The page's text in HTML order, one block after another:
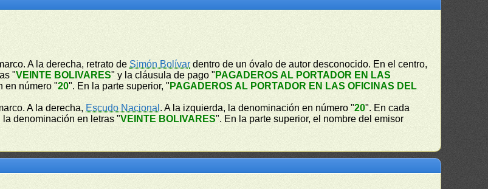
A la derecha, retrato deSimón Bolívar dentro de un óvalo de autor desconocido. En el centro,
"VEINTE BOLIVARES" y la cláusula de pago " PAGADEROS AL PORTADOR EN LAS
en número "20". En la parte superior, " PAGADEROS AL PORTADOR EN LAS OFICINAS DEL
A la derecha, Escudo Nacional . A la izquierda, la denominación en número "20". En cada
la denominación en letras "VEINTE BOLIVARES". En la parte superior, el nombre del emisor